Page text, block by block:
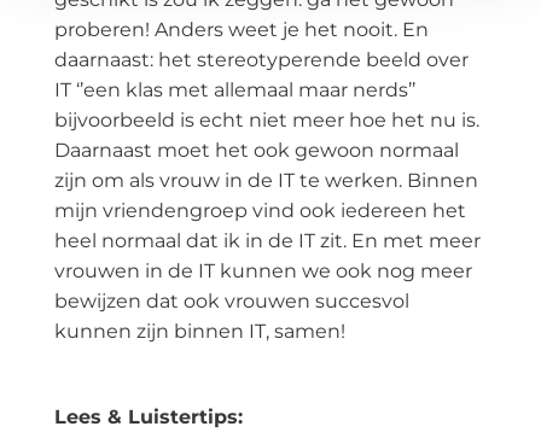
proberen! Anders weet je het nooit. En
daarnaast: het stereotyperende beeld over
IT ‘’een klas met allemaal maar nerds’’
bijvoorbeeld is echt niet meer hoe het nu is.
Daarnaast moet het ook gewoon normaal
zijn om als vrouw in de IT te werken. Binnen
mijn vriendengroep vind ook iedereen het
heel normaal dat ik in de IT zit. En met meer
vrouwen in de IT kunnen we ook nog meer
bewijzen dat ook vrouwen succesvol
kunnen zijn binnen IT, samen!
Lees & Luistertips: